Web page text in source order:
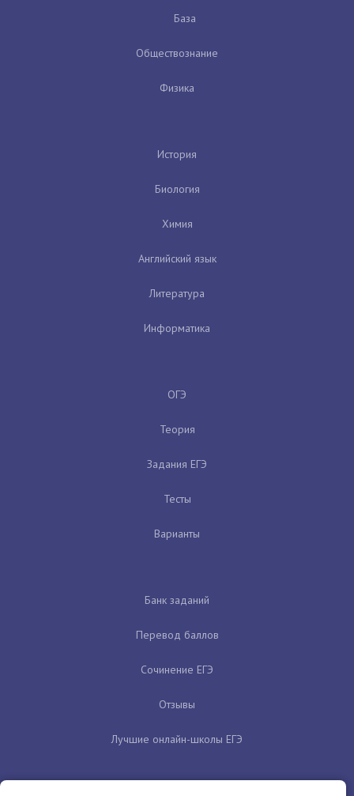
База
Обществознание
Физика
История
Биология
Химия
Английский язык
Литература
Информатика
ОГЭ
Теория
Задания ЕГЭ
Тесты
Варианты
Банк заданий
Перевод баллов
Сочинение ЕГЭ
Отзывы
Лучшие онлайн-школы ЕГЭ